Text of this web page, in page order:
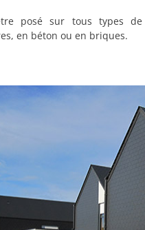
posé sur tous types
en béton ou en briques.